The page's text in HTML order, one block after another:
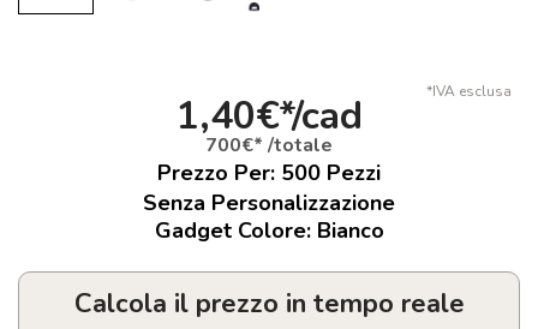
*IVA esclusa
1,40€*/cad
700€* /totale
Prezzo Per: 500 Pezzi
Senza Personalizzazione
Gadget Colore: Bianco
Calcola il prezzo in tempo reale